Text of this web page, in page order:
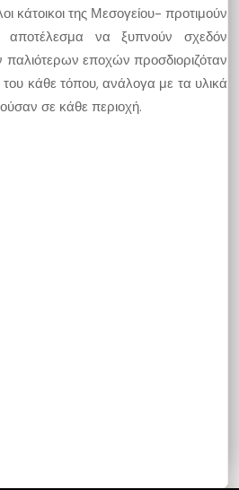
κάτοικοι της Μεσογείου- προτιμούν
να ξυπνούν σχεδόν
εποχών προσδιοριζόταν
του κάθε τόπου, ανάλογα με τα υλικά
σε κάθε περιοχή.